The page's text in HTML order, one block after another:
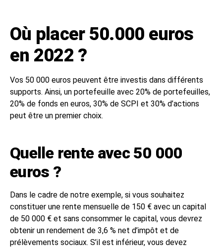
Où placer 50.000 euros
en 2022 ?
Vos 50 000 euros peuvent être investis dans différents
supports. Ainsi, un portefeuille avec 20% de portefeuilles,
20% de fonds en euros, 30% de SCPI et 30% d’actions
peut être un premier choix.
Quelle rente avec 50 000
euros ?
Dans le cadre de notre exemple, si vous souhaitez
constituer une rente mensuelle de 150 € avec un capital
de 50 000 € et sans consommer le capital, vous devrez
obtenir un rendement de 3,6 % net d’impôt et de
prélèvements sociaux. S’il est inférieur, vous devez